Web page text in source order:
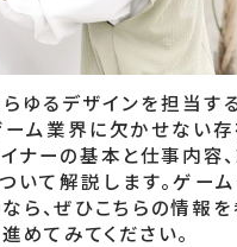
ゆるデザインを担当す
ーム業界に欠かせない
ナーの基本と仕事内容
いて解説します。ゲー
ら、ぜひこちらの情報
めてみてください。